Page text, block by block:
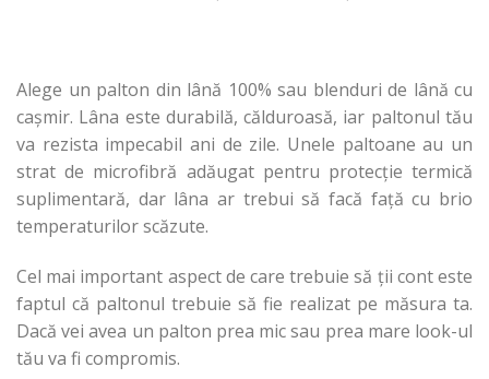
Alege un palton din lână 100% sau blenduri de lână cu
cașmir. Lâna este durabilă, călduroasă, iar paltonul tău
va rezista impecabil ani de zile. Unele paltoane au un
strat de microfibră adăugat pentru protecție termică
suplimentară, dar lâna ar trebui să facă față cu brio
temperaturilor scăzute.
Cel mai important aspect de care trebuie să ții cont este
faptul că paltonul trebuie să fie realizat pe măsura ta.
Dacă vei avea un palton prea mic sau prea mare look-ul
tău va fi compromis.